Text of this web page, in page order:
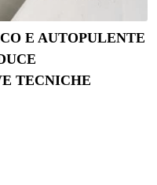
E AUTOPULENTE
TECNICHE